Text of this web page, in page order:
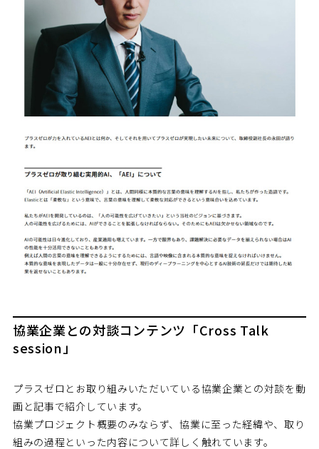
協業企業との対談コンテンツ「Cross Talk
session」
プラスゼロとお取り組みいただいている協業企業との対談を動
画と記事で紹介しています。
協業プロジェクト概要のみならず、協業に至った経緯や、取り
組みの過程といった内容について詳しく触れています。